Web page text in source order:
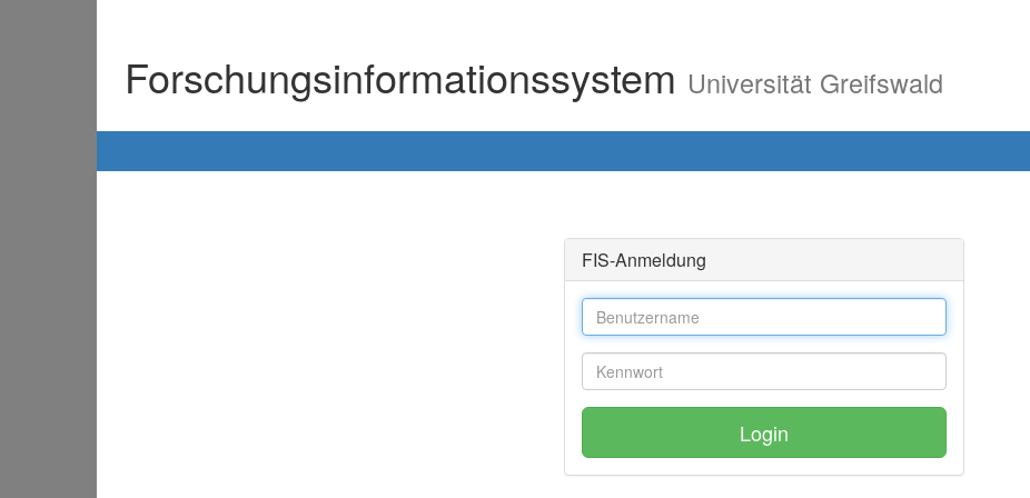
Forschungsinformationssystem Universität Greifswald
FIS-Anmeldung